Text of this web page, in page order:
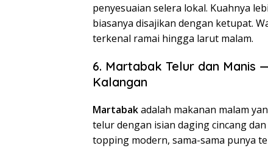
penyesuaian selera lokal. Kuahnya
biasanya disajikan dengan ketupat.
terkenal ramai hingga larut malam.
6. Martabak Telur dan Manis
Kalangan
Martabakadalah makanan malam
telur dengan isian daging cincang
topping modern, sama-sama punya